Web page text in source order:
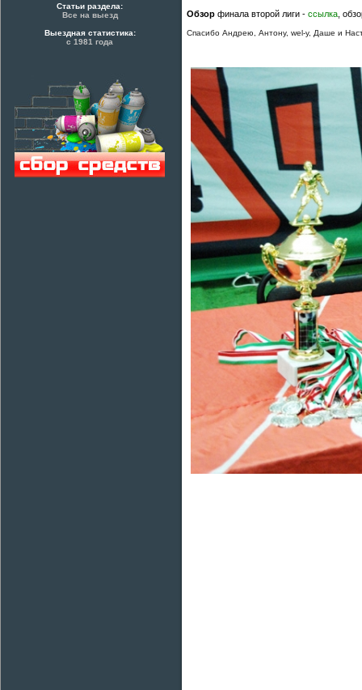
Статьи раздела:
Все на выезд
Выездная статистика:
с 1981 года
Обзор финала второй лиги - ссылка ,
Спасибо Андрею, Антону, wel-у, Даше и